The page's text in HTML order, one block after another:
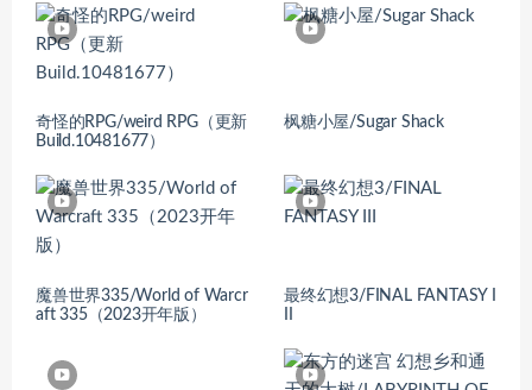
奇怪的RPG/weird RPG（更新
Build.10481677）
枫糖小屋/Sugar Shack
魔兽世界335/World of Warcr
aft 335（2023开年版）
最终幻想3/FINAL FANTASY I